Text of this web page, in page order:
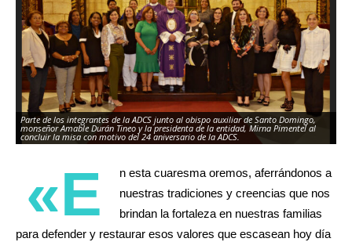
Parte de los integrantes de la ADCS junto al obispo auxiliar de Santo Domingo,
monseñor Amable Durán Tineo y la presidenta de la entidad, Mirna Pimentel al
concluir la misa con motivo del 24 aniversario de la ADCS.
«E
n esta cuaresma oremos, aferrándonos a
nuestras tradiciones y creencias que nos
brindan la fortaleza en nuestras familias
para defender y restaurar esos valores que escasean hoy día